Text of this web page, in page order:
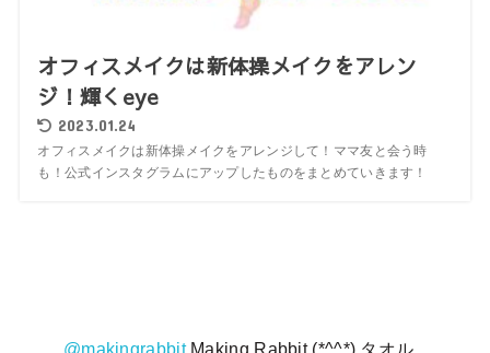
オフィスメイクは新体操メイクをアレン
ジ！輝くeye
2023.01.24
オフィスメイクは新体操メイクをアレンジして！ママ友と会う時
も！公式インスタグラムにアップしたものをまとめていきます！
@makingrabbitMaking Rabbit (*^^*) タオル